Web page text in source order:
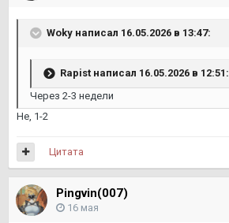
Woky написал 16.05.2026 в 13:47:
Rapist написал 16.05.2026 в 12:51:
Через 2-3 недели
Не, 1-2
Цитата
Pingvin(007)
16 мая